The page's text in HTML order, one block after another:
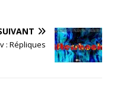
: Répliques